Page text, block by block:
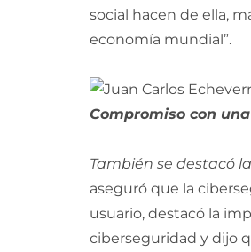
social hacen de ella,
economía mundial”.
Compromiso con
También se destacó
aseguró que la
usuario, destacó la
ciberseguridad y dijo